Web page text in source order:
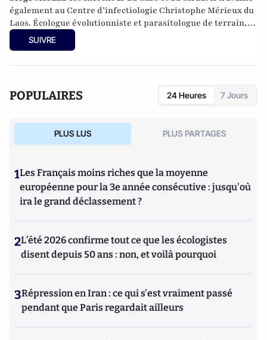
également au Centre d’infectiologie Christophe Mérieux du
Laos. Écologue évolutionniste et parasitologue de terrain, il
conduit de nombreuses missions sur les relations entre
biodiversité et maladies transmissibles.
SUIVRE
POPULAIRES 24 Heures 7 Jours
PLUS LUS PLUS PARTAGES
1Les Français moins riches que la moyenne
européenne pour la 3e année consécutive : jusqu'où
ira le grand déclassement ?
2L’été 2026 confirme tout ce que les écologistes
disent depuis 50 ans : non, et voilà pourquoi
3Répression en Iran : ce qui s'est vraiment passé
pendant que Paris regardait ailleurs